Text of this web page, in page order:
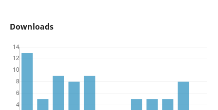
Downloads